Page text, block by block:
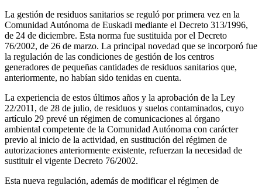
La gestión de residuos sanitarios se reguló por primera vez en la
Comunidad Autónoma de Euskadi mediante el Decreto 313/1996,
de 24 de diciembre. Esta norma fue sustituida por el Decreto
76/2002, de 26 de marzo. La principal novedad que se incorporó fue
la regulación de las condiciones de gestión de los centros
generadores de pequeñas cantidades de residuos sanitarios que,
anteriormente, no habían sido tenidas en cuenta.
La experiencia de estos últimos años y la aprobación de la Ley
22/2011, de 28 de julio, de residuos y suelos contaminados, cuyo
artículo 29 prevé un régimen de comunicaciones al órgano
ambiental competente de la Comunidad Autónoma con carácter
previo al inicio de la actividad, en sustitución del régimen de
autorizaciones anteriormente existente, refuerzan la necesidad de
sustituir el vigente Decreto 76/2002.
Esta nueva regulación, además de modificar el régimen de